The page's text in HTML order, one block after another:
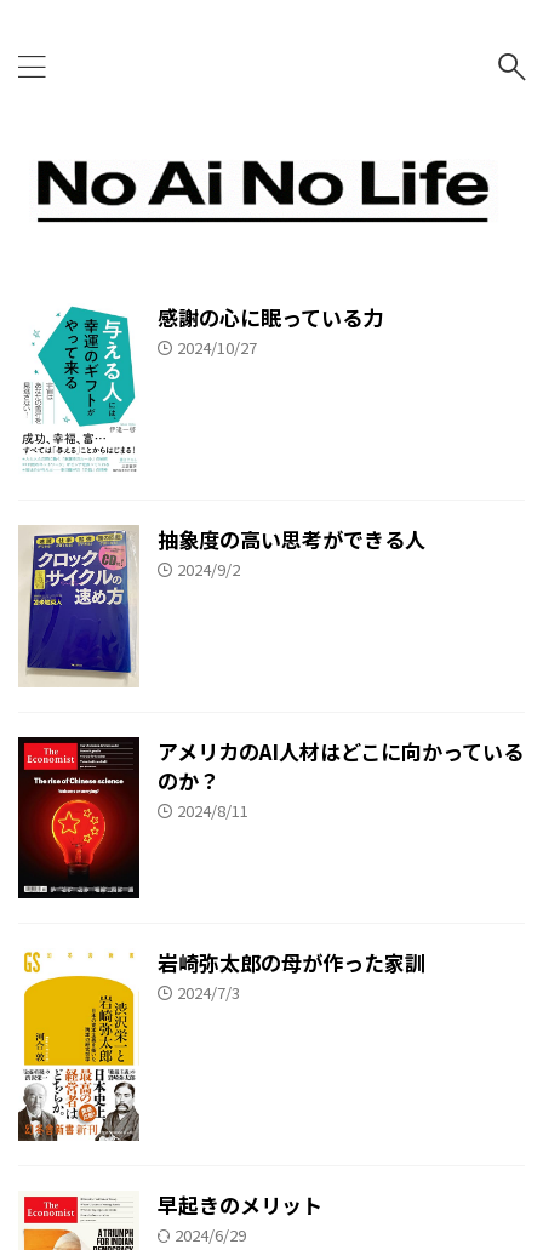
感謝の心に眠っている力
2024/10/27
抽象度の高い思考ができる人
2024/9/2
アメリカのAI人材はどこに向かっている
のか？
2024/8/11
岩崎弥太郎の母が作った家訓
2024/7/3
早起きのメリット
2024/6/29